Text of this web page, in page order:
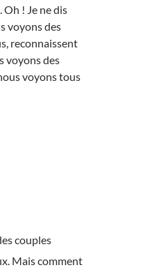
Oh ! Je ne dis
voyons des
reconnaissent
voyons des
voyons tous
couples
Mais comment